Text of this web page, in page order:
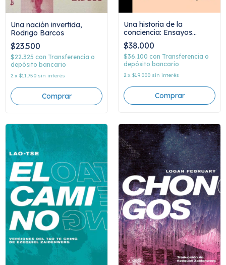
Una nación invertida,
Rodrigo Barcos
$23.500
$22.325 con Transferencia o
depósito bancario
2 x $11.750 sin interés
Una historia de la
conciencia: Ensayos
escogidos, Angela Davis
$38.000
$36.100 con Transferencia o
depósito bancario
2 x $19.000 sin interés